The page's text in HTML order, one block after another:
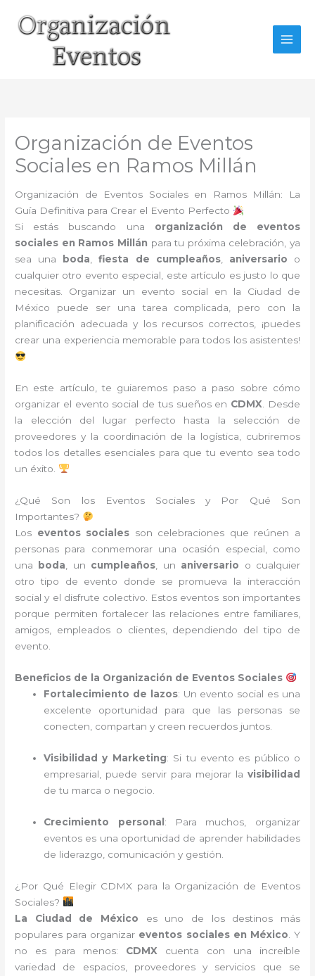
contenido
Organización de Eventos
Sociales en Ramos Millán
Organización de Eventos Sociales en Ramos Millán: La
Guía Definitiva para Crear el Evento Perfecto
Si estás buscando una organización de eventos
sociales en Ramos Millán para tu próxima celebración, ya
sea una
boda,fiesta de cumpleaños, aniversario o
cualquier otro evento especial, este artículo es justo lo que
necesitas. Organizar un evento social en la Ciudad de
México puede ser una tarea complicada, pero con la
planificación adecuada y los recursos correctos, ¡puedes
crear una experiencia memorable para todos los asistentes!
En este artículo, te guiaremos paso a paso sobre cómo
organizar el evento social de tus sueños en CDMX . Desde
la elección del lugar perfecto hasta la selección de
proveedores y la coordinación de la logística, cubriremos
todos los detalles esenciales para que tu evento sea todo
un éxito.
¿Qué Son los Eventos Sociales y Por Qué Son
Importantes?
Los eventos sociales son celebraciones que reúnen a
personas para conmemorar una ocasión especial, como
una
boda , un cumpleaños , un aniversario o cualquier
otro tipo de evento donde se promueva la interacción
social y el disfrute colectivo. Estos eventos son importantes
porque permiten fortalecer las relaciones entre familiares,
amigos, empleados o clientes, dependiendo del tipo de
evento.
Beneficios de la Organización de Eventos Sociales
Fortalecimiento de lazos: Un evento social es una
excelente oportunidad para que las personas se
conecten, compartan y creen recuerdos juntos.
Visibilidad y Marketing: Si tu evento es público o
empresarial, puede servir para mejorar la visibilidad
de tu marca o negocio.
Crecimiento personal : Para muchos, organizar
eventos es una oportunidad de aprender habilidades
de liderazgo, comunicación y gestión.
¿Por Qué Elegir CDMX para la Organización de Eventos
Sociales?
La Ciudad de México es uno de los destinos más
populares para organizar eventos sociales en México . Y
no es para menos: CDMX cuenta con una increíble
variedad de espacios, proveedores y servicios que se